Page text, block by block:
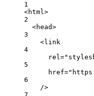
1
<html>
2
<head>
3
<link
4
rel=
5
href=
6
/>